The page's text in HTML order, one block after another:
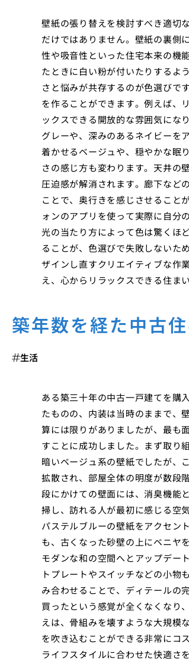
壁紙の張り替えを検討すべき適切
だけではありません。壁紙の裏側
性や吸音性といった住宅本来の機
たときに白い粉が付いたりするよ
さと悩みが共存するのが色選びで
を作ることができます。例えば、
ックスできる開放的な雰囲気にな
グレーや、深みのあるネイビーを
着かせるベージュや、穏やかな眠
さの感じ方も変わります。天井の
圧迫感が解消されます。廊下など
ことで、奥行きを感じさせること
ォンのアプリを使って実際に自分
光の当たり方によって色は驚くほ
ることが、色選びで失敗しないた
ザインし直すクリエイティブな作
え、心からリラックスできる住ま
築年数を経た中古
生活
ある築三十年の中古一戸建てを購
たものの、内装は当時のままで、
算には限りがありましたが、最も
すことに成功しました。まず取り
暗いベージュ系の壁紙でしたが、
拡散され、部屋全体の明度が数段
段にかけての壁面には、消臭機能
掃し、訪れる人が最初に感じる空
パステルブルーの壁紙をアクセン
も、古くなった砂壁の上にベニヤ
モダンな和の空間へとアップデー
トプレートやスイッチなどの小物
み合わせることで、ディテールの
買ったという感覚が全くなくなり
えは、骨組みを壊すような大規模
を吹き込むことができる非常にコ
ライフスタイルに合わせた快適さ